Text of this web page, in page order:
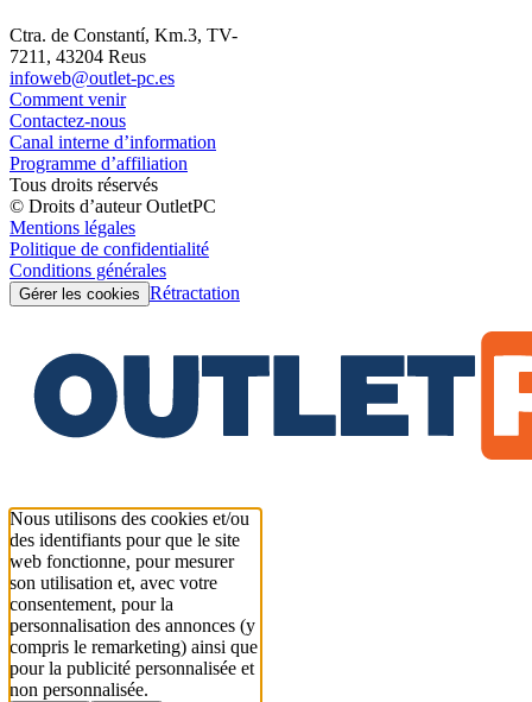
Ctra. de Constantí, Km.3, TV-
7211, 43204 Reus
infoweb@outlet-pc.es
Comment venir
Contactez-nous
Canal interne d’information
Programme d’affiliation
Tous droits réservés
© Droits d’auteur OutletPC
Mentions légales
Politique de confidentialité
Conditions générales
Gérer les cookies Rétractation
Nous utilisons des cookies et/ou
des identifiants pour que le site
web fonctionne, pour mesurer
son utilisation et, avec votre
consentement, pour la
personnalisation des annonces (y
compris le remarketing) ainsi que
pour la publicité personnalisée et
non personnalisée.